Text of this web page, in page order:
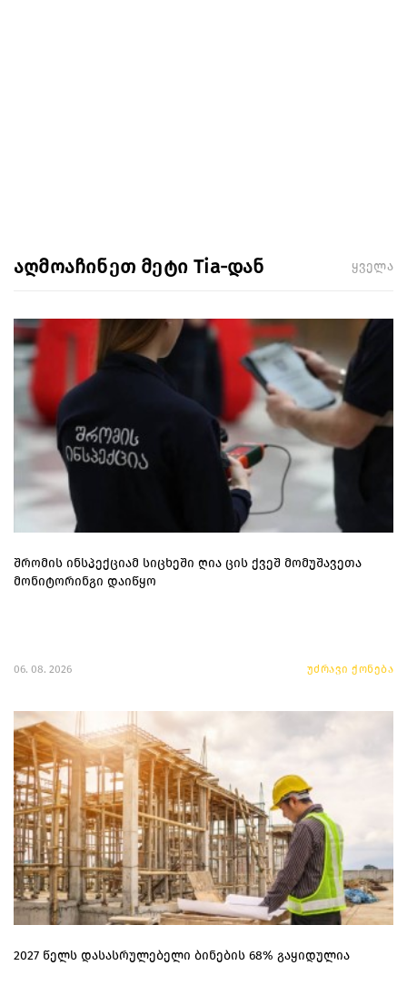
აღმოაჩინეთ მეტი Tia-დან ყველა
შრომის ინსპექციამ სიცხეში ღია ცის ქვეშ მომუშავეთა
მონიტორინგი დაიწყო
06. 08. 2026 უძრავი ქონება
2027 წელს დასასრულებელი ბინების 68% გაყიდულია